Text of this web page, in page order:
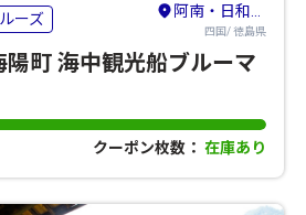
ーズ 阿南・日和佐・宍喰
四国/ 徳島県
陽町 海中観光船ブルーマ
クーポン枚数： 在庫あり